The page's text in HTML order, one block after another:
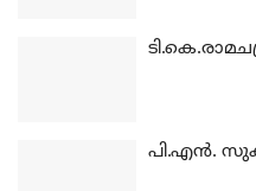
പി.എന്‍.